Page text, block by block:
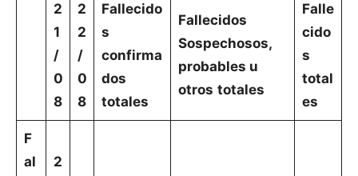
2
1
/
0
8
2
2
/
0
8
Fallecido
s
confirma
dos
totales
Fallecidos
Sospechosos,
probables u
otros totales
Falle
cido
s
total
es
F
al
2